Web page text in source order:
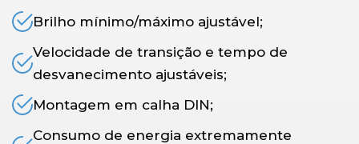
Brilho mínimo/máximo ajustável;
Velocidade de transição e tempo de
desvanecimento ajustáveis;
Montagem em calha DIN;
Consumo de energia extremamente